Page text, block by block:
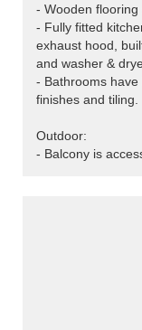
- Wooden
- Fully fitted
exhaust hood,
and washer &
- Bathrooms
finishes and tiling.
Outdoor:
- Balcony is